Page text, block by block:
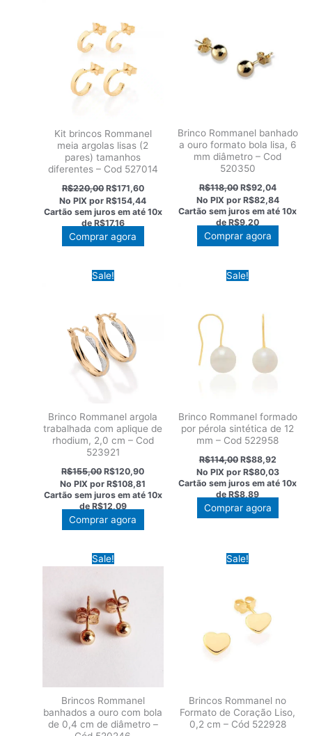
Kit brincos Rommanel
meia argolas lisas (2
pares) tamanhos
diferentes – Cod 527014
R$220,00 O
preço
original
era:
R$220,00.
R$171,60O
preço
atual
é:
R$171,60.
No PIX porR$154,44
Cartão sem juros em até 10x
deR$17,16
Comprar agora
Brinco Rommanel banhado
a ouro formato bola lisa, 6
mm diâmetro – Cod
520350
R$118,00 O
preço
original
era:
R$118,00.
R$92,04O
preço
atual
é:
No PIX por R$82,84
Cartão sem juros em até10x
de R$9,20
Comprar agora
Sale!
Brinco Rommanel argola
trabalhada com aplique de
rhodium, 2,0 cm – Cod
523921
R$155,00O
preço
original
era:
R$155,00.
R$120,90O
preço
atual
é:
R$120,90.
No PIX porR$108,81
Cartão sem juros em até 10x
deR$12,09
Comprar agora
Sale!
Brinco Rommanel formado
por pérola sintética de 12
mm – Cod 522958
R$114,00 O
preço
original
era:
R$114,00.
R$88,92O
preço
atual
é:
No PIX por R$80,03
Cartão sem juros em até10x
de R$8,89
Comprar agora
Sale!
Brincos Rommanel
banhados a ouro com bola
de 0,4 cm de diâmetro –
Sale!
Brincos Rommanel no
Formato de Coração Liso,
0,2 cm – Cód 522928